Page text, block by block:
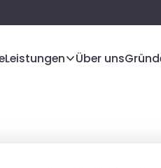
Leistungen Über uns